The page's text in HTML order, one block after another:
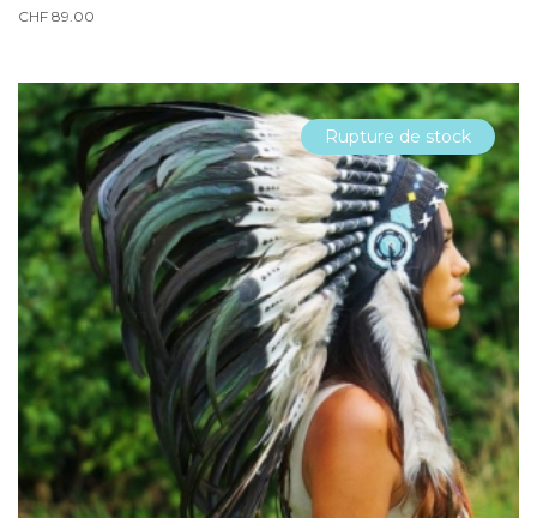
CHF 89.00
Rupture de stock